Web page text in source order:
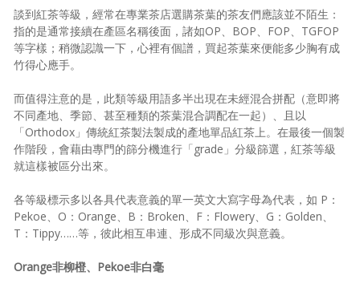
歷史區
關於Yilan
個人著作
活動實況記錄
媒體報導一覽
合作與代言
訂閱電子報
談到紅茶等級，經常在專業茶店選購茶葉的茶友們應該並不陌生：
指的是通常接續在產區名稱後面，諸如OP、BOP、FOP、TGFOP
等字樣；稍微認識一下，心裡有個譜，買起茶葉來便能多少胸有成
竹得心應手。
而值得注意的是，此類等級用語多半出現在未經混合拼配（意即將
不同產地、季節、甚至種類的茶葉混合調配在一起）、且以
「Orthodox」傳統紅茶製法製成的產地單品紅茶上。在最後一個製
作階段，會藉由專門的篩分機進行「grade」分級篩選，紅茶等級
就這樣被區分出來。
各等級標示多以各具代表意義的單一英文大寫字母為代表，如 P：
Pekoe、O：Orange、B：Broken、F：Flowery、G：Golden、
T：Tippy……等，彼此相互串連、形成不同級次與意義。
Orange非柳橙、Pekoe非白毫